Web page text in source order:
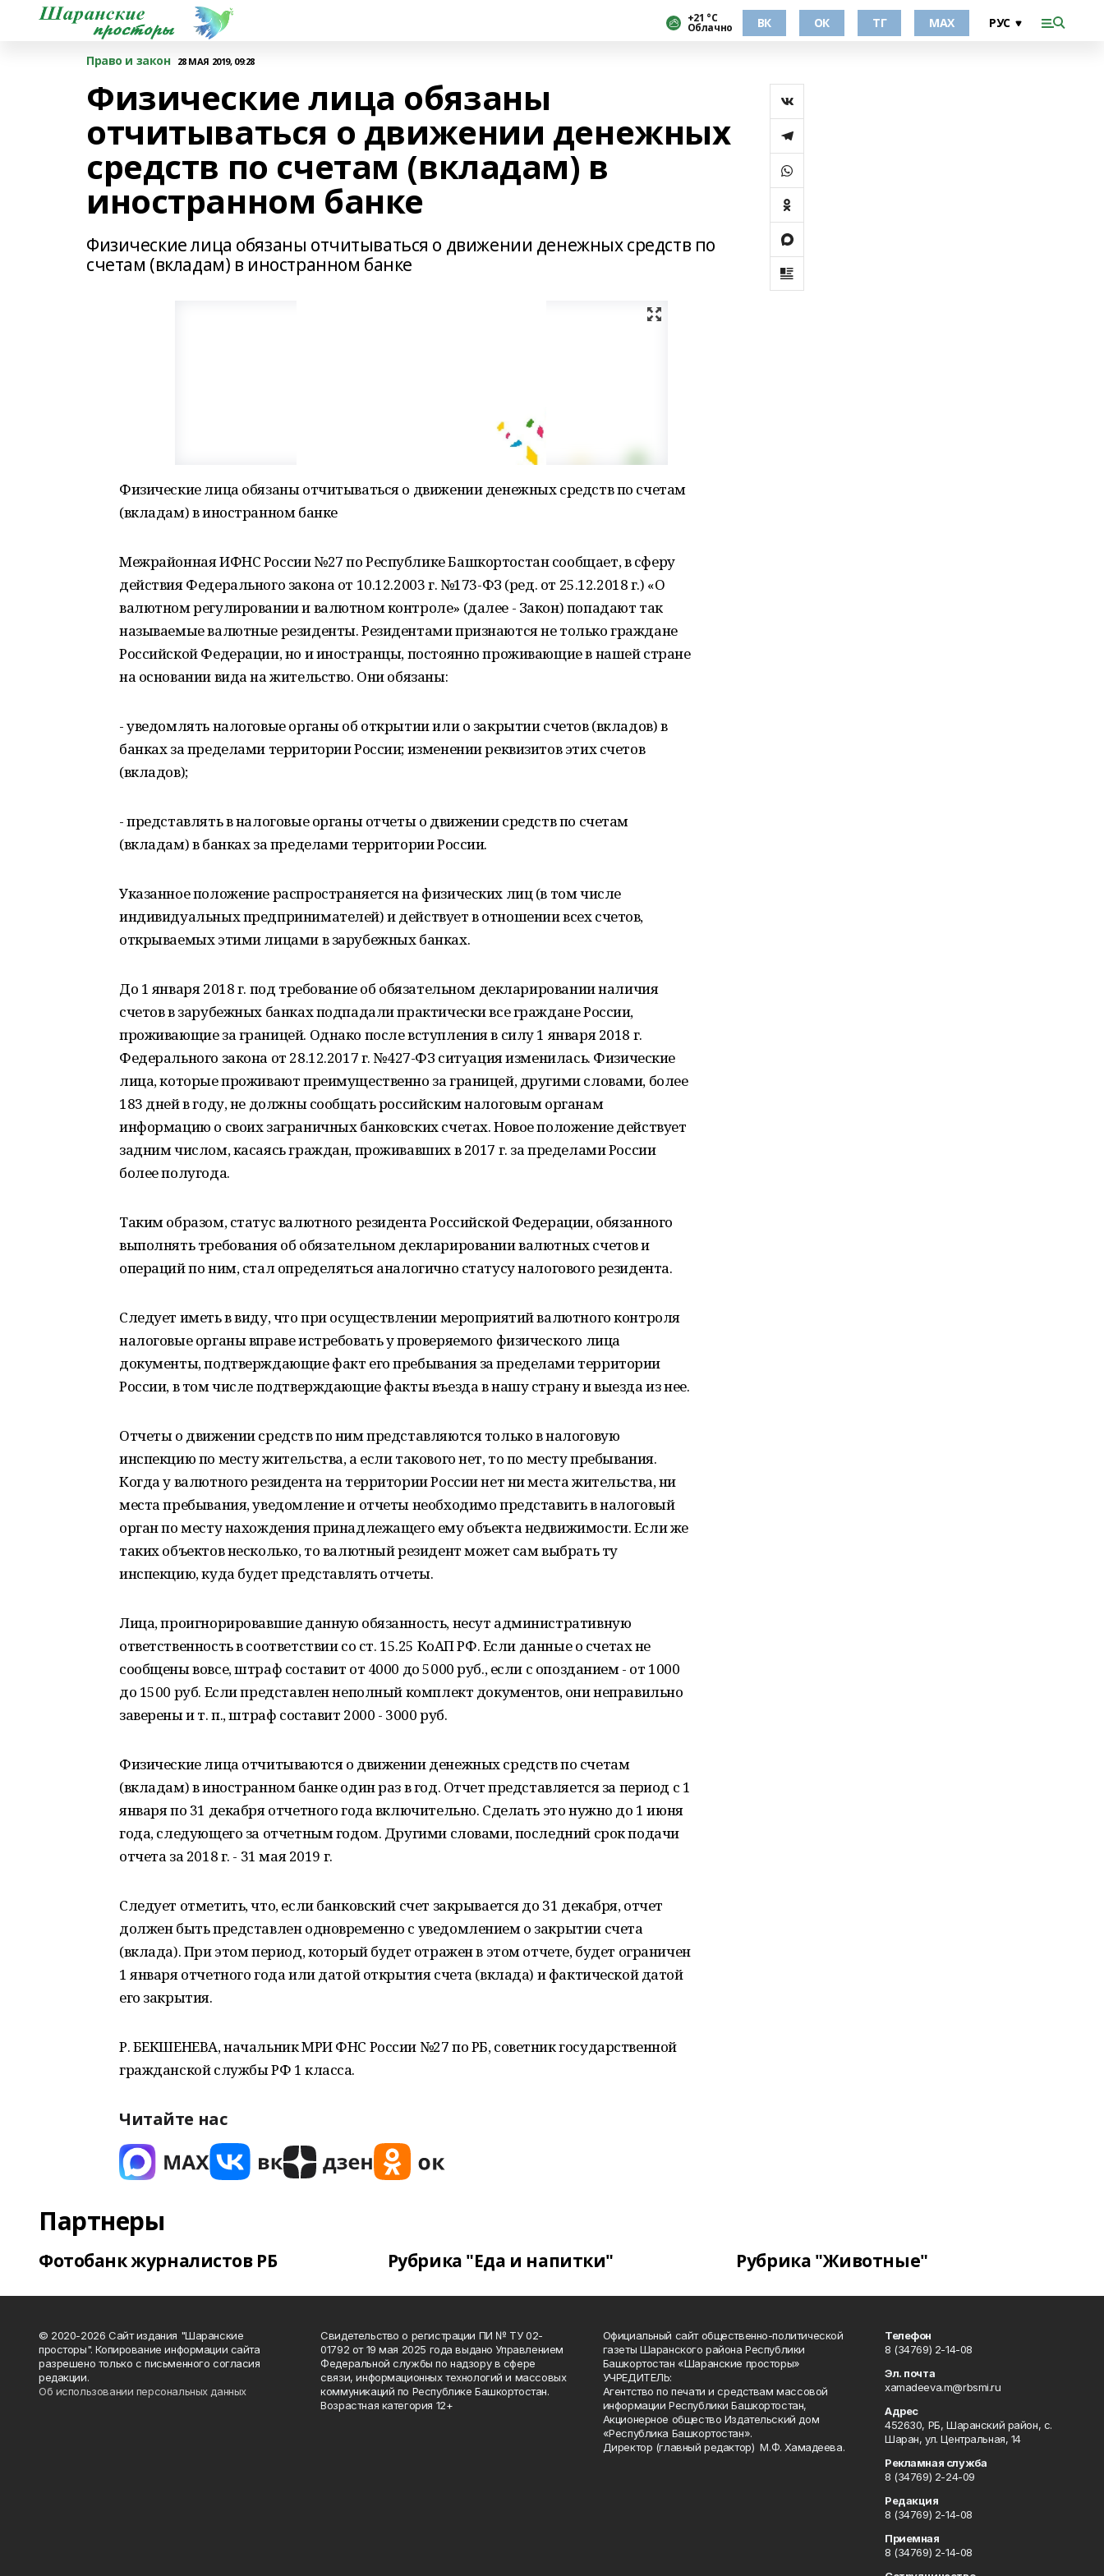
+21 °С
Облачно ВК ОК ТГ МАХ
Право и закон 28 МАЯ 2019, 09:28
Физические лица обязаны
отчитываться о движении денежных
средств по счетам (вкладам) в
иностранном банке
Физические лица обязаны отчитываться о движении денежных средств по
счетам (вкладам) в иностранном банке
Физические лица обязаны отчитываться о движении денежных средств по счетам
(вкладам) в иностранном банке
Межрайонная ИФНС России №27 по Республике Башкортостан сообщает, в сферу
действия Федерального закона от 10.12.2003 г. №173-ФЗ (ред. от 25.12.2018 г.) «О
валютном регулировании и валютном контроле» (далее - Закон) попадают так
называемые валютные резиденты. Резидентами признаются не только граждане
Российской Федерации, но и иностранцы, постоянно проживающие в нашей стране
на основании вида на жительство. Они обязаны:
- уведомлять налоговые органы об открытии или о закрытии счетов (вкладов) в
банках за пределами территории России; изменении реквизитов этих счетов
(вкладов);
- представлять в налоговые органы отчеты о движении средств по счетам
(вкладам) в банках за пределами территории России.
Указанное положение распространяется на физических лиц (в том числе
индивидуальных предпринимателей) и действует в отношении всех счетов,
открываемых этими лицами в зарубежных банках.
До 1 января 2018 г. под требование об обязательном декларировании наличия
счетов в зарубежных банках подпадали практически все граждане России,
проживающие за границей. Однако после вступления в силу 1 января 2018 г.
Федерального закона от 28.12.2017 г. №427-ФЗ ситуация изменилась. Физические
лица, которые проживают преимущественно за границей, другими словами, более
183 дней в году, не должны сообщать российским налоговым органам
информацию о своих заграничных банковских счетах. Новое положение действует
задним числом, касаясь граждан, проживавших в 2017 г. за пределами России
более полугода.
Таким образом, статус валютного резидента Российской Федерации, обязанного
выполнять требования об обязательном декларировании валютных счетов и
операций по ним, стал определяться аналогично статусу налогового резидента.
Следует иметь в виду, что при осуществлении мероприятий валютного контроля
налоговые органы вправе истребовать у проверяемого физического лица
документы, подтверждающие факт его пребывания за пределами территории
России, в том числе подтверждающие факты въезда в нашу страну и выезда из нее.
Отчеты о движении средств по ним представляются только в налоговую
инспекцию по месту жительства, а если такового нет, то по месту пребывания.
Когда у валютного резидента на территории России нет ни места жительства, ни
места пребывания, уведомление и отчеты необходимо представить в налоговый
орган по месту нахождения принадлежащего ему объекта недвижимости. Если же
таких объектов несколько, то валютный резидент может сам выбрать ту
инспекцию, куда будет представлять отчеты.
Лица, проигнорировавшие данную обязанность, несут административную
ответственность в соответствии со ст. 15.25 КоАП РФ. Если данные о счетах не
сообщены вовсе, штраф составит от 4000 до 5000 руб., если с опозданием - от 1000
до 1500 руб. Если представлен неполный комплект документов, они неправильно
заверены и т. п., штраф составит 2000 - 3000 руб.
Физические лица отчитываются о движении денежных средств по счетам
(вкладам) в иностранном банке один раз в год. Отчет представляется за период с 1
января по 31 декабря отчетного года включительно. Сделать это нужно до 1 июня
года, следующего за отчетным годом. Другими словами, последний срок подачи
отчета за 2018 г. - 31 мая 2019 г.
Следует отметить, что, если банковский счет закрывается до 31 декабря, отчет
должен быть представлен одновременно с уведомлением о закрытии счета
(вклада). При этом период, который будет отражен в этом отчете, будет ограничен
1 января отчетного года или датой открытия счета (вклада) и фактической датой
его закрытия.
Р. БЕКШЕНЕВА, начальник МРИ ФНС России №27 по РБ, советник государственной
гражданской службы РФ 1 класса.
Читайте нас
Партнеры
Фотобанк журналистов РБ Рубрика "Еда и напитки" Рубрика "Животные"
© 2020-2026 Сайт издания "Шаранские
просторы". Копирование информации сайта
разрешено только с письменного согласия
редакции.
Об использовании персональных данных
Свидетельство о регистрации ПИ № ТУ 02-
01792 от 19 мая 2025 года выдано Управлением
Федеральной службы по надзору в сфере
связи, информационных технологий и массовых
коммуникаций по Республике Башкортостан.
Возрастная категория 12+
Официальный сайт общественно-политической
газеты Шаранского района Республики
Башкортостан «Шаранские просторы»
УЧРЕДИТЕЛЬ:
Агентство по печати и средствам массовой
информации Республики Башкортостан,
Акционерное общество Издательский дом
«Республика Башкортостан».
Директор (главный редактор) М.Ф. Хамадеева.
Телефон
8 (34769) 2-14-08
Эл. почта
xamadeeva.m@rbsmi.ru
Адрес
452630, РБ, Шаранский район, с.
Шаран, ул. Центральная, 14
Рекламная служба
8 (34769) 2-24-09
Редакция
8 (34769) 2-14-08
Приемная
8 (34769) 2-14-08